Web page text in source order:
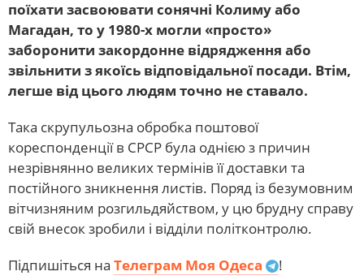
поїхати засвоювати сонячні Колиму або
Магадан, то у 1980-х могли «просто»
заборонити закордонне відрядження або
звільнити з якоїсь відповідальної посади. Втім,
легше від цього людям точно не ставало.
Така скрупульозна обробка поштової
кореспонденції в СРСР була однією з причин
незрівнянно великих термінів її доставки та
постійного зникнення листів. Поряд із безумовним
вітчизняним розгильдяйством, у цю брудну справу
свій внесок зробили і відділи політконтролю.
Підпишіться на Телеграм Моя Одеса !